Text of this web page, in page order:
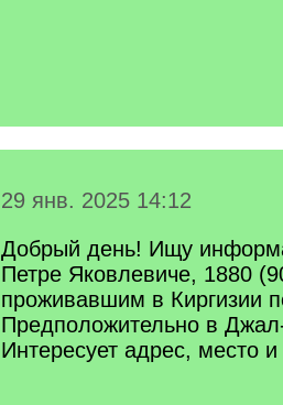
29 янв. 2025 14:12
Добрый день! Ищу
Петре Яковлевиче, 1880
проживавшим в Киргизии
Предположительно в
Интересует адрес, место